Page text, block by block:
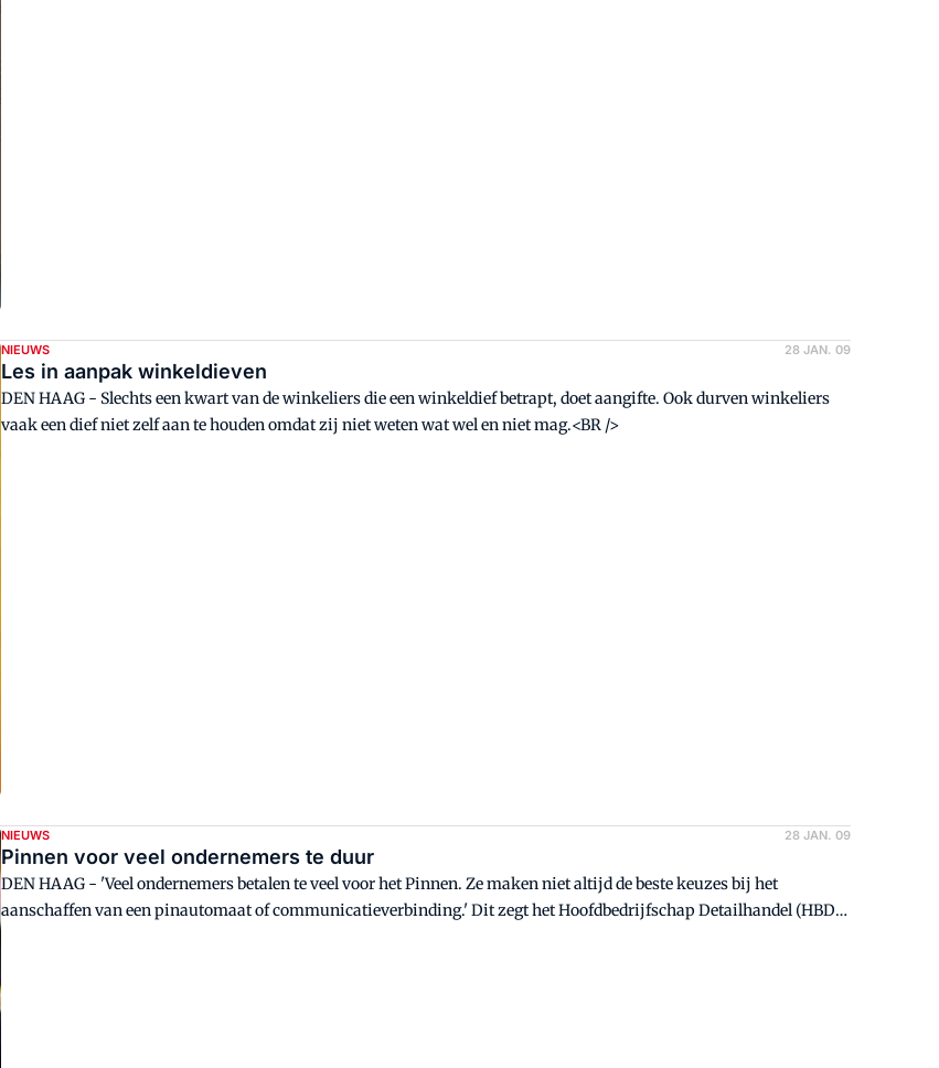
NIEUWS 28 JAN. 09
Les in aanpak winkeldieven
DEN HAAG - Slechts een kwart van de winkeliers die een winkeldief betrapt, doet aangifte. Ook durven winkeliers
vaak een dief niet zelf aan te houden omdat zij niet weten wat wel en niet mag.<BR />
NIEUWS 28 JAN. 09
Pinnen voor veel ondernemers te duur
DEN HAAG - 'Veel ondernemers betalen te veel voor het Pinnen. Ze maken niet altijd de beste keuzes bij het
aanschaffen van een pinautomaat of communicatieverbinding.' Dit zegt het Hoofdbedrijfschap Detailhandel (HBD).